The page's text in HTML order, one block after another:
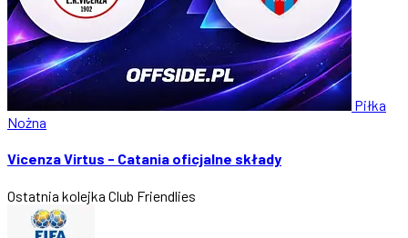
Piłka
Nożna
Vicenza Virtus - Catania oficjalne składy
Ostatnia kolejka Club Friendlies